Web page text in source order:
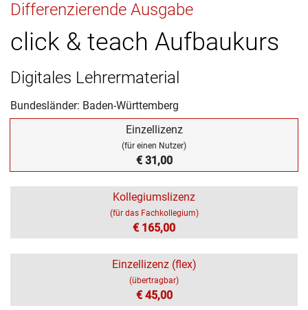
Differenzierende Ausgabe
click & teach Aufbaukurs
Digitales Lehrermaterial
Bundesländer: Baden-Württemberg
Einzellizenz
(für einen Nutzer)
€ 31,00
Kollegiumslizenz
(für das Fachkollegium)
€ 165,00
Einzellizenz (flex)
(übertragbar)
€ 45,00